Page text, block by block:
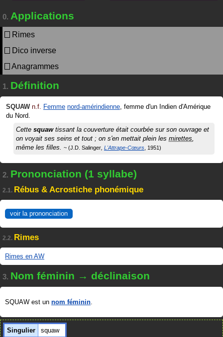
0. Applications
Rimes
Dico inverse
Anagrammes
1. Définition
SQUAW n.f. Femme nord-amérindienne, femme d'un Indien d'Amérique
du Nord.
Cette squawtissant la couverture était courbée sur son ouvrage et
on voyait ses seins et tout ; on s'en mettait plein les mirettes,
même les filles.
J.D. Salinger L'Attrape-Cœurs 1951
2. Prononciation (1 syllabe)
2.1. Rébus & Acrostiche phonémique
voir la prononciation
2.2. Rimes
Rimes en AW
3. Nom féminin → déclinaison
SQUAW est un nom féminin.
Singulier
squaw